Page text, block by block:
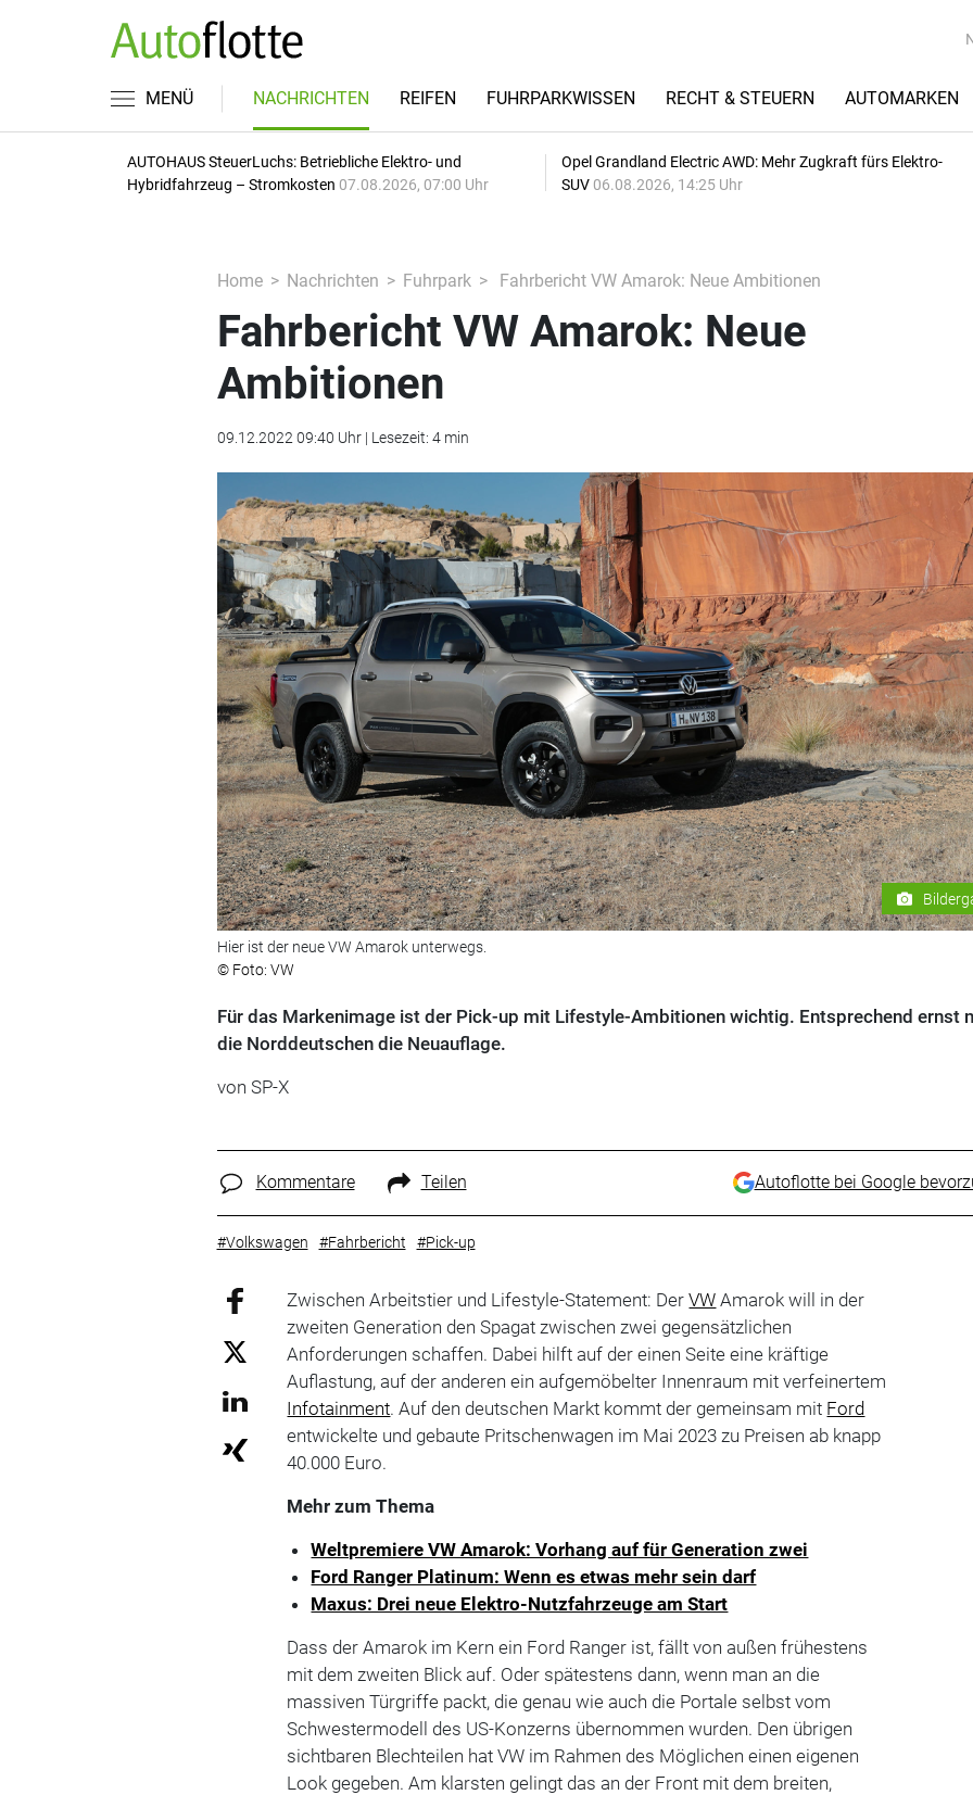
MENÜ NACHRICHTEN REIFEN FUHRPARKWISSEN RECHT & STEUERN AUTOMARKEN
AUTOHAUS SteuerLuchs: Betriebliche Elektro- und
Hybridfahrzeug – Stromkosten 07.08.2026, 07:00 Uhr
Opel Grandland Electric AWD: Mehr Zugkraft fürs Elektro-
SUV 06.08.2026, 14:25 Uhr
Home Nachrichten Fuhrpark Fahrbericht VW Amarok: Neue Ambitionen
Fahrbericht VW Amarok: Neue
Ambitionen
09.12.2022 09:40 Uhr | Lesezeit: 4 min
Hier ist der neue VW Amarok unterwegs.
© Foto: VW
Für das Markenimage ist der Pick-up mit Lifestyle-Ambitionen wichtig. Entsprechend ernst
die Norddeutschen die Neuauflage.
von SP-X
Kommentare Teilen Autoflotte bei Google
#Volkswagen #Fahrbericht #Pick-up
Zwischen Arbeitstier und Lifestyle-Statement: DerVW Amarok will in der
zweiten Generation den Spagat zwischen zwei gegensätzlichen
Anforderungen schaffen. Dabei hilft auf der einen Seite eine kräftige
Auflastung, auf der anderen ein aufgemöbelter Innenraum mit verfeinertem
Infotainment. Auf den deutschen Markt kommt der gemeinsam mit Ford
entwickelte und gebaute Pritschenwagen im Mai 2023 zu Preisen ab knapp
40.000 Euro.
Mehr zum Thema
Weltpremiere VW Amarok: Vorhang auf für Generation zwei
Ford Ranger Platinum: Wenn es etwas mehr sein darf
Maxus: Drei neue Elektro-Nutzfahrzeuge am Start
Dass der Amarok im Kern ein Ford Ranger ist, fällt von außen frühestens
mit dem zweiten Blick auf. Oder spätestens dann, wenn man an die
massiven Türgriffe packt, die genau wie auch die Portale selbst vom
Schwestermodell des US-Konzerns übernommen wurden. Den übrigen
sichtbaren Blechteilen hat VW im Rahmen des Möglichen einen eigenen
Look gegeben. Am klarsten gelingt das an der Front mit dem breiten,